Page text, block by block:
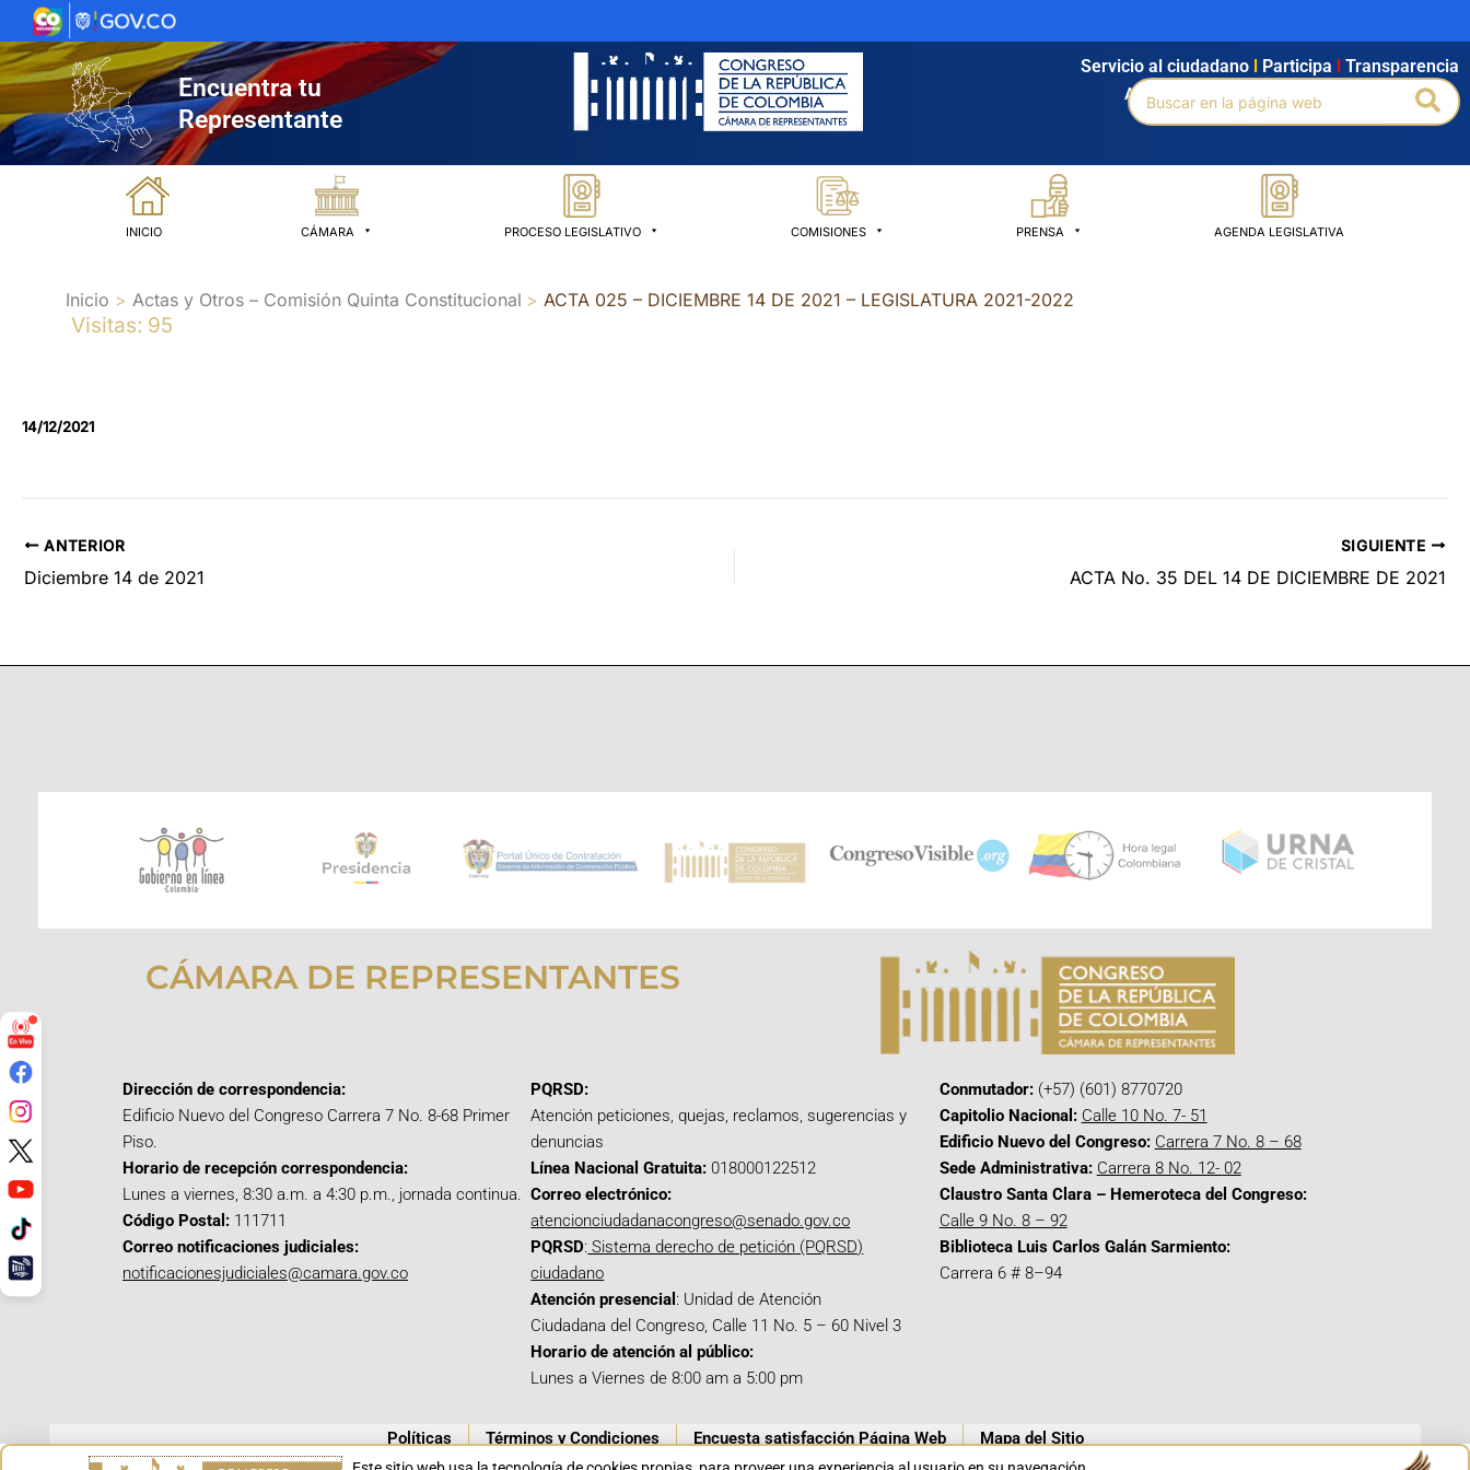
al
contenido
Encuentra tu
Representante
Agendamiento Intranet Búsqueda avanzada
Servicio al ciudadano Participa Transparencia
Buscar
por:
INICIO CÁMARA PROCESO LEGISLATIVO COMISIONES PRENSA AGENDA LEGISLATIVA
Inicio Actas y Otros – Comisión Quinta Constitucional ACTA 025 – DICIEMBRE 14 DE 2021 – LEGISLATURA 2021-2022
Visitas: 95
14/12/2021
ANTERIOR
Diciembre 14 de 2021
SIGUIENTE
ACTA No. 35 DEL 14 DE DICIEMBRE DE 2021
CÁMARA DE REPRESENTANTES
Dirección de correspondencia:
Edificio Nuevo del Congreso Carrera 7 No. 8-68 Primer
Piso.
Horario de recepción correspondencia:
Lunes a viernes, 8:30 a.m. a 4:30 p.m., jornada continua.
Código Postal: 111711
Correo notificaciones judiciales:
notificacionesjudiciales@camara.gov.co
PQRSD:
Atención peticiones, quejas, reclamos, sugerencias y
denuncias
Línea Nacional Gratuita: 018000122512
Correo electrónico:
atencionciudadanacongreso@senado.gov.co
PQRSD: Sistema derecho de petición (PQRSD)
ciudadano
Atención presencial : Unidad de Atención
Ciudadana del Congreso, Calle 11 No. 5 – 60 Nivel 3
Horario de atención al público:
Lunes a Viernes de 8:00 am a 5:00 pm
Conmutador:(+57) (601) 8770720
Capitolio Nacional: Calle 10 No. 7- 51
Edificio Nuevo del Congreso: Carrera 7 No. 8 – 68
Sede Administrativa: Carrera 8 No. 12- 02
Claustro Santa Clara – Hemeroteca del Congreso:
Calle 9 No. 8 – 92
Biblioteca Luis Carlos Galán Sarmiento:
Carrera 6 # 8–94
Políticas Términos y Condiciones Encuesta satisfacción Página Web Mapa del Sitio